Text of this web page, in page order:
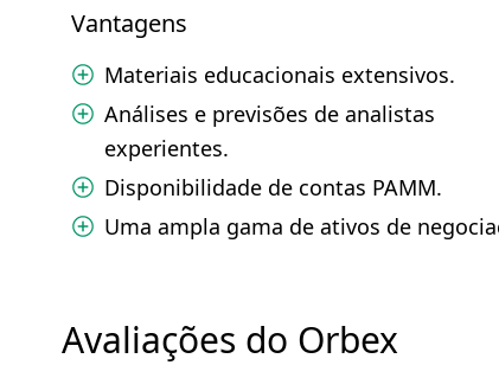
Vantagens
Materiais educacionais extensivos.
Análises e previsões de analistas
experientes.
Disponibilidade de contas PAMM.
Uma ampla gama de ativos de
Avaliações do Orbex